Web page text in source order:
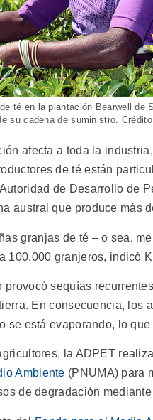
té en la plantación Bearwell
su cadena de suministro.
afecta a toda la
de té están
de Desarrollo de
austral que produce más
granjas de té – o sea,
100.000 granjeros, indicó
provocó sequías
En consecuencia, los
se está evaporando, lo
la ADPET
Ambiente (PNUMA) para
de degradación